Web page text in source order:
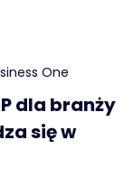
One
dla branży
się w